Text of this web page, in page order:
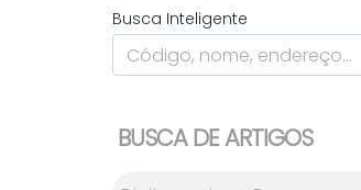
Busca Inteligente
BUSCA DE ARTIGOS